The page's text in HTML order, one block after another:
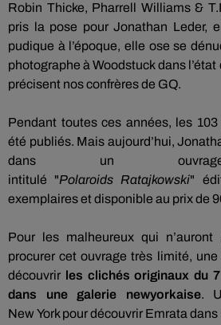
Robin Thicke, Pharrell Williams & T.I
pris la pose pour Jonathan Leder,
pudique à l’époque, elle ose se
photographe à Woodstuckdans l’état
précisent nos confrères de GQ.
Pendant toutes ces années, les 103
été publiés. Mais aujourd’hui,
dans un ouvrage
intitulé "Polaroids Ratajkowski"
exemplaires et disponible au prix de
Pour les malheureux qui
procurer cet ouvrage très limité,
découvrir les clichés originaux du
dans une galerie newyorkaise.
New York pour découvrir Emrata dans